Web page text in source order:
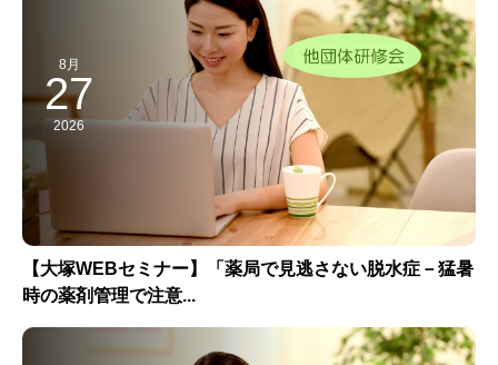
8月
27
2026
【大塚WEBセミナー】「薬局で見逃さない脱水症－猛暑
時の薬剤管理で注意...